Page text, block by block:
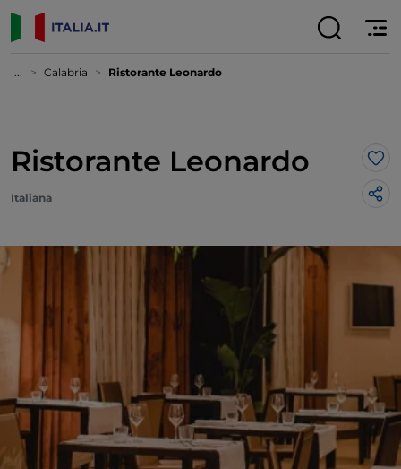
... Calabria Ristorante Leonardo
Ristorante Leonardo
Italiana